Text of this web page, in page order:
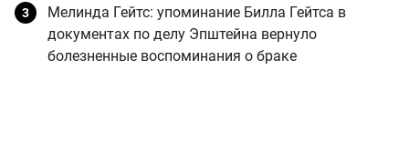
Мелинда Гейтс: упоминание Билла Гейтса в
документах по делу Эпштейна вернуло
болезненные воспоминания о браке